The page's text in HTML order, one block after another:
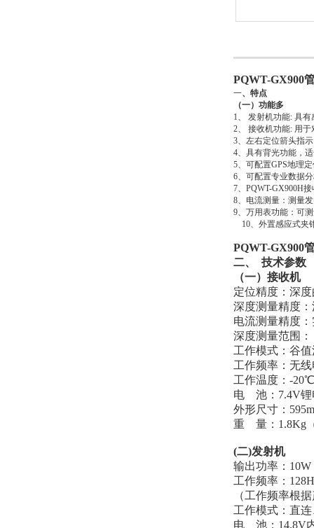
PQWT-GX900
一、特点
（一）功能多
1、 发射机功能: 具
2、 接收机功能: 用
3、左右定位箭头指
4、具有背光功能，
5、可配置GPS地理
6、可配置专业数据
7、PQWT-GX900H
8、电流测量：测量
9、万用表功能：可
10、外置感应式夹
PQWT-GX900
二、 技术参数
（一）接收机
定位精度：深
深度测量精度
电流测量精度
深度测量范围
工作模式：谷
工作频率：无
工作温度：-
电 池：7.4V锂
外形尺寸：
重 量：1.8Kg
(二)发射机
输出功率：10W
工作频率：
（工作频率根
工作模式：直
电 池：14.8V